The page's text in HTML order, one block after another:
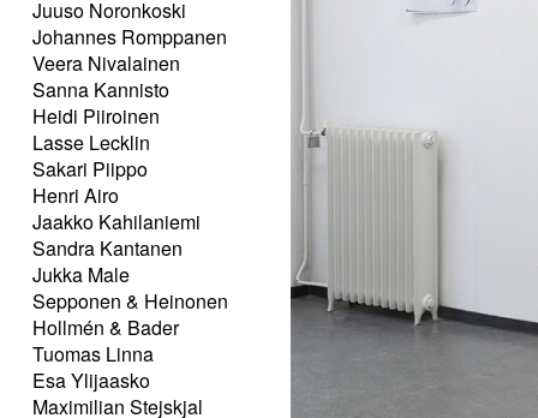
Juuso Noronkoski
Johannes Romppanen
Veera Nivalainen
Sanna Kannisto
Heidi Piiroinen
Lasse Lecklin
Sakari Piippo
Henri Airo
Jaakko Kahilaniemi
Sandra Kantanen
Jukka Male
Sepponen & Heinonen
Hollmén & Bader
Tuomas Linna
Esa Ylijaasko
Maximilian Stejskjal